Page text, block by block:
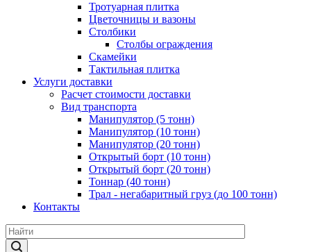
Тротуарная плитка
Цветочницы и вазоны
Столбики
Столбы ограждения
Скамейки
Тактильная плитка
Услуги доставки
Расчет стоимости доставки
Вид транспорта
Манипулятор (5 тонн)
Манипулятор (10 тонн)
Манипулятор (20 тонн)
Открытый борт (10 тонн)
Открытый борт (20 тонн)
Тоннар (40 тонн)
Трал - негабаритный груз (до 100 тонн)
Контакты